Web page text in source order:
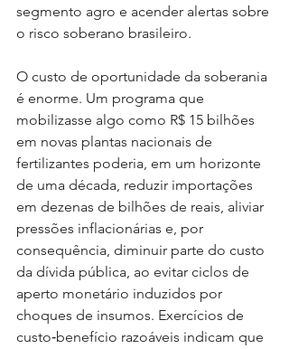
segmento agro e acender alertas sobre
o risco soberano brasileiro.
O custo de oportunidade da soberania
é enorme. Um programa que
mobilizasse algo como R$ 15 bilhões
em novas plantas nacionais de
fertilizantes poderia, em um horizonte
de uma década, reduzir importações
em dezenas de bilhões de reais, aliviar
pressões inflacionárias e, por
consequência, diminuir parte do custo
da dívida pública, ao evitar ciclos de
aperto monetário induzidos por
choques de insumos. Exercícios de
custo‑benefício razoáveis indicam que